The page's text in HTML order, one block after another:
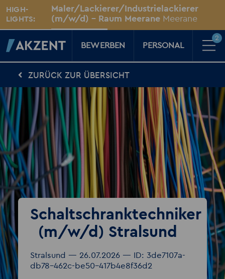
HIGH-
LIGHTS:
Maler/Lackierer/Industrielackierer
(m/w/d) - Raum Meerane Meerane
Für Kandidaten
Karriere-Kompass
News, Tipps & Tricks rund um deinen Traumjob
Für Unternehmen
Kompass für Personaler
News rund um den Arbeitsplatz
Über AKZENT
Für Sie vor Ort
AKZENT-Shop
Für unsere größten Fans
Merkzettel 2
BEWERBEN PERSONAL
2
ZURÜCK ZUR ÜBERSICHT
Schaltschranktechniker
(m/w/d) Stralsund
Stralsund — 26.07.2026 — ID: 3de7107a-
db78-462c-be50-417b4e8f36d2